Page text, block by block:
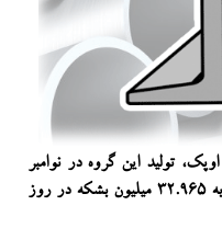
تولید این گروه در نوامبر
حدود ۱۱ هزار بشكه در روز كم شد و به ۳۲.۹۶۵ میلیون بشكه در روز